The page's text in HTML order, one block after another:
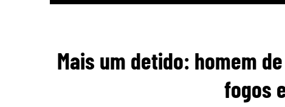
Mais um detido: homem
fogos